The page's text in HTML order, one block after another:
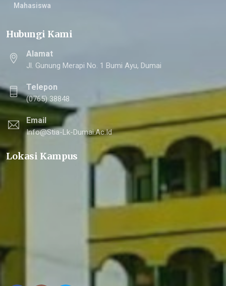
Mahasiswa
Hubungi Kami
Alamat
Jl. Gunung Merapi No. 1 Bumi Ayu, Dumai
Telepon
(0765) 38848
Email
Info@stia-Lk-Dumai.ac.id
Lokasi Kampus